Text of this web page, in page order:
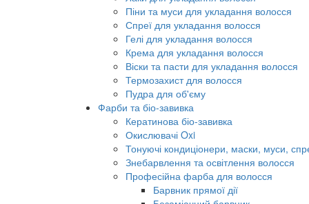
Піни та муси для укладання волосся
Спреї для укладання волосся
Гелі для укладання волосся
Крема для укладання волосся
Віски та пасти для укладання волосся
Термозахист для волосся
Пудра для об'єму
Фарби та біо-завивка
Кератинова біо-завивка
Окислювачі Oxi
Тонуючі кондиціонери, маски, муси,
Знебарвлення та освітлення волосся
Професійна фарба для волосся
Барвник прямої дії